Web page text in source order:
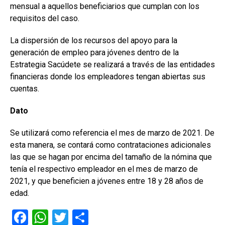
mensual a aquellos beneficiarios que cumplan con los
requisitos del caso.
La dispersión de los recursos del apoyo para la
generación de empleo para jóvenes dentro de la
Estrategia Sacúdete se realizará a través de las entidades
financieras donde los empleadores tengan abiertas sus
cuentas.
Dato
Se utilizará como referencia el mes de marzo de 2021. De
esta manera, se contará como contrataciones adicionales
las que se hagan por encima del tamaño de la nómina que
tenía el respectivo empleador en el mes de marzo de
2021, y que beneficien a jóvenes entre 18 y 28 años de
edad.
F
W T